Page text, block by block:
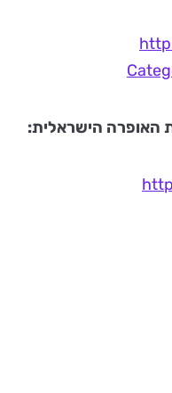
האופרה הישראלית: